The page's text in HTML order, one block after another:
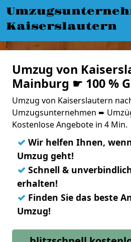
Kaiserslautern
Umzug von
Mainburg ☛ 100 %
Umzug von Kaiserslautern
Umzugsunternehmen ➨
Kostenlose Angebote in 4 Min.
✓ Wir helfen Ihnen,
Umzug geht!
✓ Schnell &
erhalten!
✓ Finden Sie das beste
Umzug!